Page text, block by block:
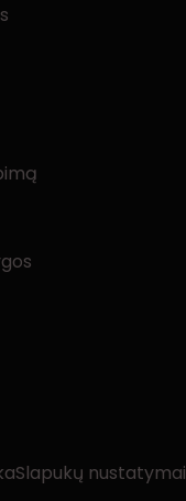
Slapukų nustatymai